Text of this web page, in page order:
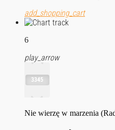
add_shopping_cart
6
play_arrow
3345
Nie wierzę w marzenia